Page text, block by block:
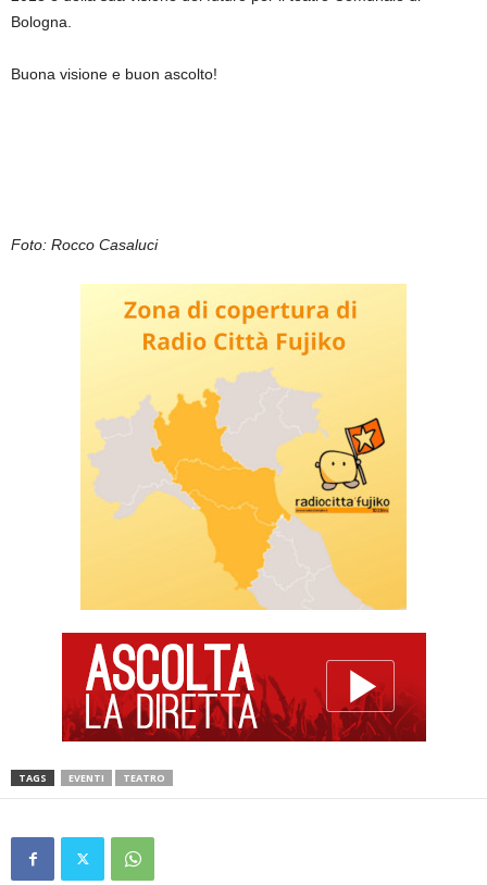
Bologna.
Buona visione e buon ascolto!
Foto: Rocco Casaluci
TAGS EVENTI TEATRO